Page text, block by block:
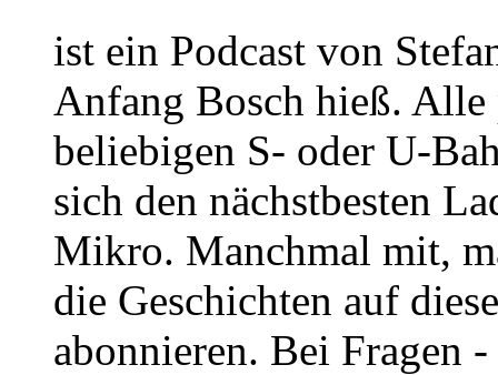
ist ein Podcast von
Anfang Bosch hieß. Alle
beliebigen S- oder U-
sich den nächstbesten
Mikro. Manchmal mit,
die Geschichten auf
abonnieren. Bei Fragen